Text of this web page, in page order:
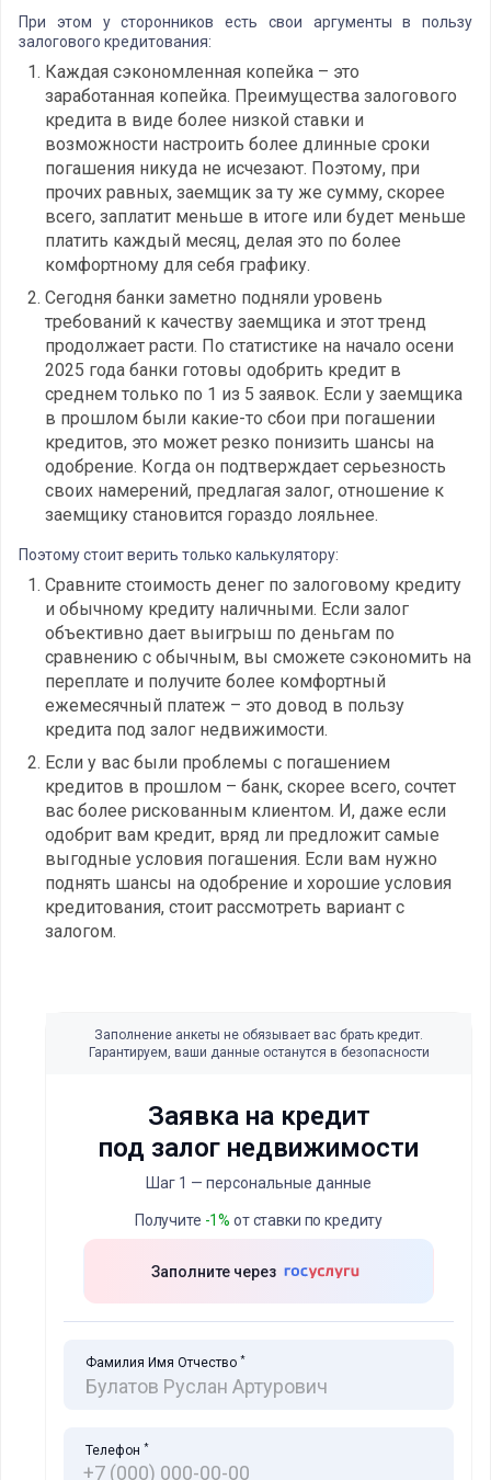
При этом у сторонников есть свои аргументы в пользу
залогового кредитования:
Каждая сэкономленная копейка – это
заработанная копейка. Преимущества залогового
кредита в виде более низкой ставки и
возможности настроить более длинные сроки
погашения никуда не исчезают. Поэтому, при
прочих равных, заемщик за ту же сумму, скорее
всего, заплатит меньше в итоге или будет меньше
платить каждый месяц, делая это по более
комфортному для себя графику.
Сегодня банки заметно подняли уровень
требований к качеству заемщика и этот тренд
продолжает расти. По статистике на начало осени
2025 года банки готовы одобрить кредит в
среднем только по 1 из 5 заявок. Если у заемщика
в прошлом были какие-то сбои при погашении
кредитов, это может резко понизить шансы на
одобрение. Когда он подтверждает серьезность
своих намерений, предлагая залог, отношение к
заемщику становится гораздо лояльнее.
Поэтому стоит верить только калькулятору:
Сравните стоимость денег по залоговому кредиту
и обычному кредиту наличными. Если залог
объективно дает выигрыш по деньгам по
сравнению с обычным, вы сможете сэкономить на
переплате и получите более комфортный
ежемесячный платеж – это довод в пользу
кредита под залог недвижимости.
Если у вас были проблемы с погашением
кредитов в прошлом – банк, скорее всего, сочтет
вас более рискованным клиентом. И, даже если
одобрит вам кредит, вряд ли предложит самые
выгодные условия погашения. Если вам нужно
поднять шансы на одобрение и хорошие условия
кредитования, стоит рассмотреть вариант с
залогом.
Заполнение анкеты не обязывает вас брать кредит.
Гарантируем, ваши данные останутся в безопасности
Заявка на кредит
под залог недвижимости
Шаг 1 — персональные данные
Получите -1% от ставки по кредиту
Заполните через
Фамилия Имя Отчество *
Телефон *